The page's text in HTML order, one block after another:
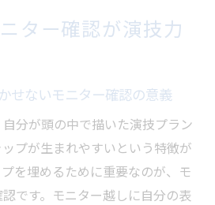
ター確認が演技力
せないモニター確認の意義
分が頭の中で描いた演技プラン
プが生まれやすいという特徴が
を埋めるために重要なのが、モ
です。モニター越しに自分の表